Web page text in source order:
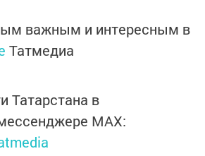
важным и интересным в
Татмедиа
Татарстана в
MАХ: